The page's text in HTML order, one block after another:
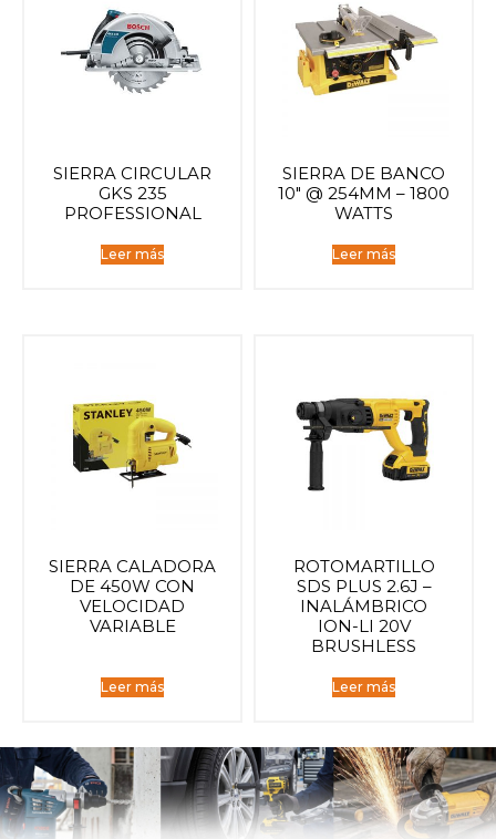
SIERRA CIRCULAR
GKS 235
PROFESSIONAL
Leer más
SIERRA DE BANCO
10″ @ 254MM – 1800
WATTS
Leer más
SIERRA CALADORA
DE 450W CON
VELOCIDAD
VARIABLE
Leer más
ROTOMARTILLO
SDS PLUS 2.6J –
INALÁMBRICO
ION-LI 20V
BRUSHLESS
Leer más